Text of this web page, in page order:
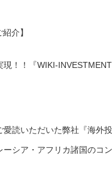
介】
！！『WIKI-
愛読いただいた弊社『海外
シア・アフリカ諸国のコ